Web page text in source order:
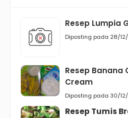
Resep Lumpia
Diposting pada 28/
Resep Banana
Cream
Diposting pada 30/
Resep Tumis